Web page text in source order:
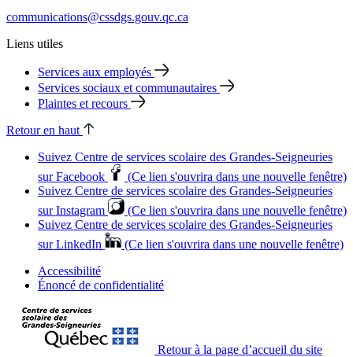
communications@cssdgs.gouv.qc.ca
Liens utiles
Services aux employés
Services sociaux et communautaires
Plaintes et recours
Retour en haut
Suivez Centre de services scolaire des Grandes‑Seigneuries
sur Facebook
(Ce lien s'ouvrira dans une nouvelle fenêtre)
Suivez Centre de services scolaire des Grandes‑Seigneuries
sur Instagram
(Ce lien s'ouvrira dans une nouvelle fenêtre)
Suivez Centre de services scolaire des Grandes‑Seigneuries
sur LinkedIn
(Ce lien s'ouvrira dans une nouvelle fenêtre)
Accessibilité
Énoncé de confidentialité
Retour à la page d’accueil du site